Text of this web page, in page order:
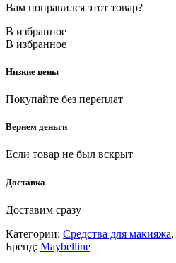
Вам понравился этот товар?
В избранное
В избранное
Низкие цены
Покупайте без переплат
Вернем деньги
Если товар не был вскрыт
Доставка
Доставим сразу
Категории: Средства для макияжа,
Бренд: Maybelline